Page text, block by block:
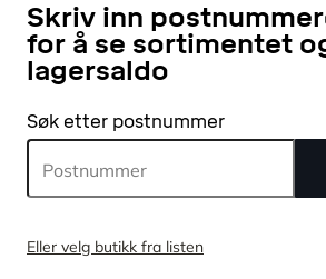
Skriv inn
for å se sortimentet
lagersaldo
Søk etter postnummer
Eller velg butikk fra listen
STEG FOR STEG
MATERIALE
Steg for steg
Her følger trinn-for-trinn instruksjoner